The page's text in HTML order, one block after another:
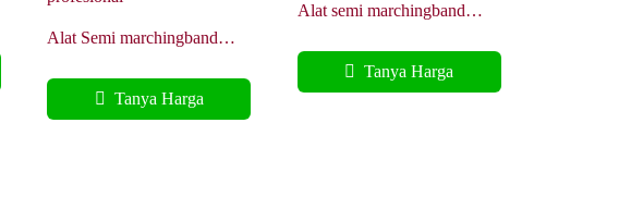
Alat Semi marchingband
frame
Tanya Harga
Alat semi marchingband
Tanya Harga